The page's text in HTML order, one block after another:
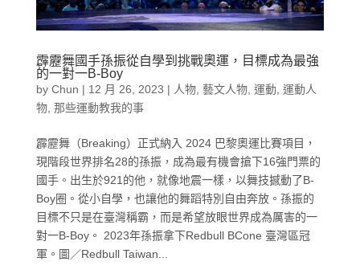
霹靂舞國手孫振從自學到挑戰奧運，目標成為最強
的一對一B-Boy
by Chun | 12 月 26, 2023 | 人物, 藝文人物, 運動 運動人
物, 那些運動教我的事
霹靂舞（Breaking）正式納入 2024 巴黎奧運比賽項目，
現階段世界排名28的孫振，成為最有機會搶下16強門票的
國手。出生於921的他，就像地震一樣，以舞技撼動了B-
Boy圈。從小自學，也讓他的舞蹈特別自由奔放。孫振的
目標不只是在臺灣稱霸，而是希望放眼世界成為厲害的一
對一B-Boy。 2023年孫振拿下Redbull BCone 臺灣區冠
軍。圖／Redbull Taiwan...